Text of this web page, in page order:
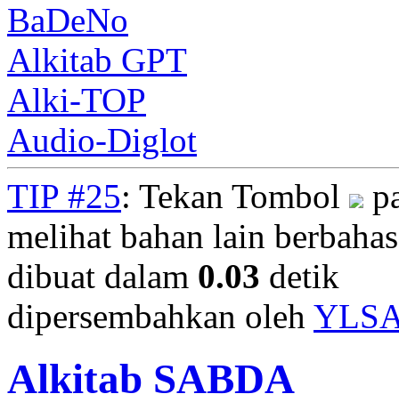
BaDeNo
Alkitab GPT
Alki-TOP
Audio-Diglot
TIP #25: Tekan Tombol
melihat bahan lain
dibuat dalam 0.03 detik
dipersembahkan oleh
Alkitab SABDA